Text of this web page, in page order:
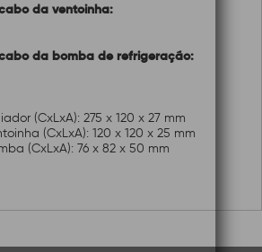
da ventoinha:
da bomba de refrigeração:
(CxLxA): 275 x 120 x 27 mm
(CxLxA): 120 x 120 x 25 mm
(CxLxA): 76 x 82 x 50 mm